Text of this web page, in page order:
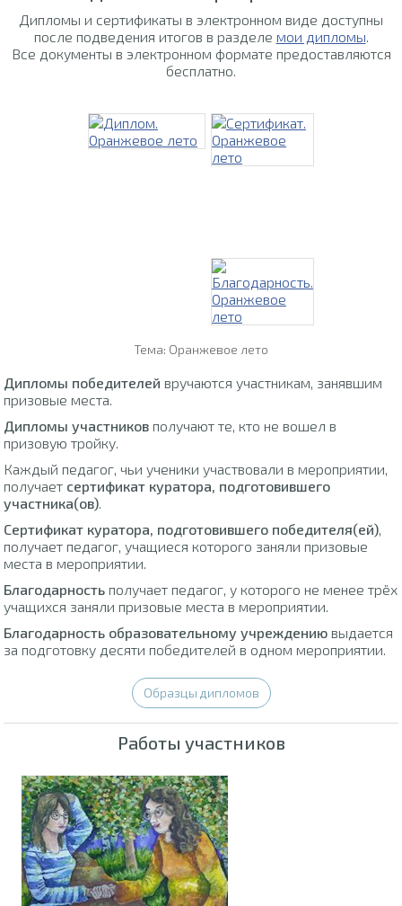
Дипломы и сертификаты в электронном виде доступны
после подведения итогов в разделе мои дипломы.
Все документы в электронном формате предоставляются
бесплатно.
Тема: Оранжевое лето
Дипломы победителей вручаются участникам, занявшим
призовые места.
Дипломы участников получают те, кто не вошел в
призовую тройку.
Каждый педагог, чьи ученики участвовали в мероприятии,
получает сертификат куратора, подготовившего
участника(ов).
Сертификат куратора, подготовившего победителя(ей),
получает педагог, учащиеся которого заняли призовые
места в мероприятии.
Благодарность получает педагог, у которого не менее трёх
учащихся заняли призовые места в мероприятии.
Благодарность образовательному учреждению выдается
за подготовку десяти победителей в одном мероприятии.
Образцы дипломов
Работы участников